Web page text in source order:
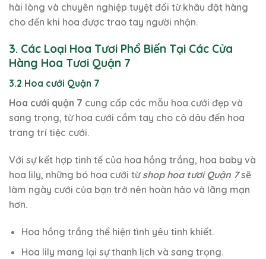
hài lòng và chuyên nghiệp tuyệt đối từ khâu đặt hàng
cho đến khi hoa được trao tay người nhận.
3. Các Loại Hoa Tươi Phổ Biến Tại Các Cửa
Hàng Hoa Tươi Quận 7
3.2 Hoa cưới Quận 7
Hoa cưới quận 7 cung cấp các mẫu hoa cưới đẹp và
sang trọng, từ hoa cưới cầm tay cho cô dâu đến hoa
trang trí tiệc cưới.
Với sự kết hợp tinh tế của hoa hồng trắng, hoa baby và
hoa lily, những bó hoa cưới từ shop hoa tươi Quận 7sẽ
làm ngày cưới của bạn trở nên hoàn hảo và lãng mạn
hơn.
Hoa hồng trắng thể hiện tình yêu tinh khiết.
Hoa lily mang lại sự thanh lịch và sang trọng.